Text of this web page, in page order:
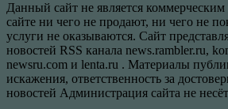
Данный сайт не является
сайте ни чего не продают, ни чего не
услуги не оказываются. Сайт
новостей RSS канала news.rambler.ru,
newsru.com и lenta.ru . Материалы
искажения, ответственность за
новостей Администрация сайта не